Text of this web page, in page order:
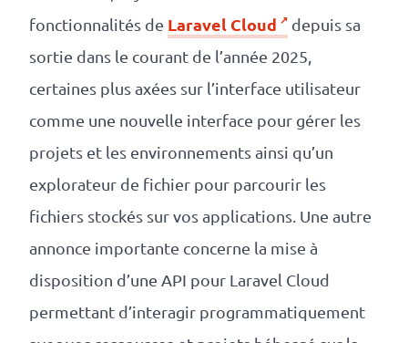
fonctionnalités de Laravel Cloud
depuis sa
sortie dans le courant de l’année 2025,
certaines plus axées sur l’interface utilisateur
comme une nouvelle interface pour gérer les
projets et les environnements ainsi qu’un
explorateur de fichier pour parcourir les
fichiers stockés sur vos applications. Une autre
annonce importante concerne la mise à
disposition d’une API pour Laravel Cloud
permettant d’interagir programmatiquement